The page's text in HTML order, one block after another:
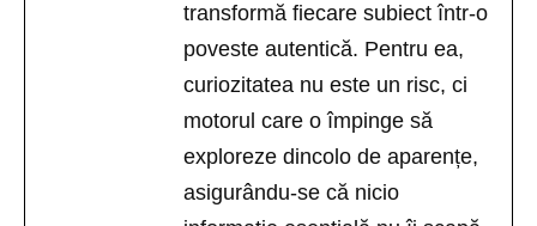
transformă fiecare subiect într-o
poveste autentică. Pentru ea,
curiozitatea nu este un risc, ci
motorul care o împinge să
exploreze dincolo de aparențe,
asigurându-se că nicio